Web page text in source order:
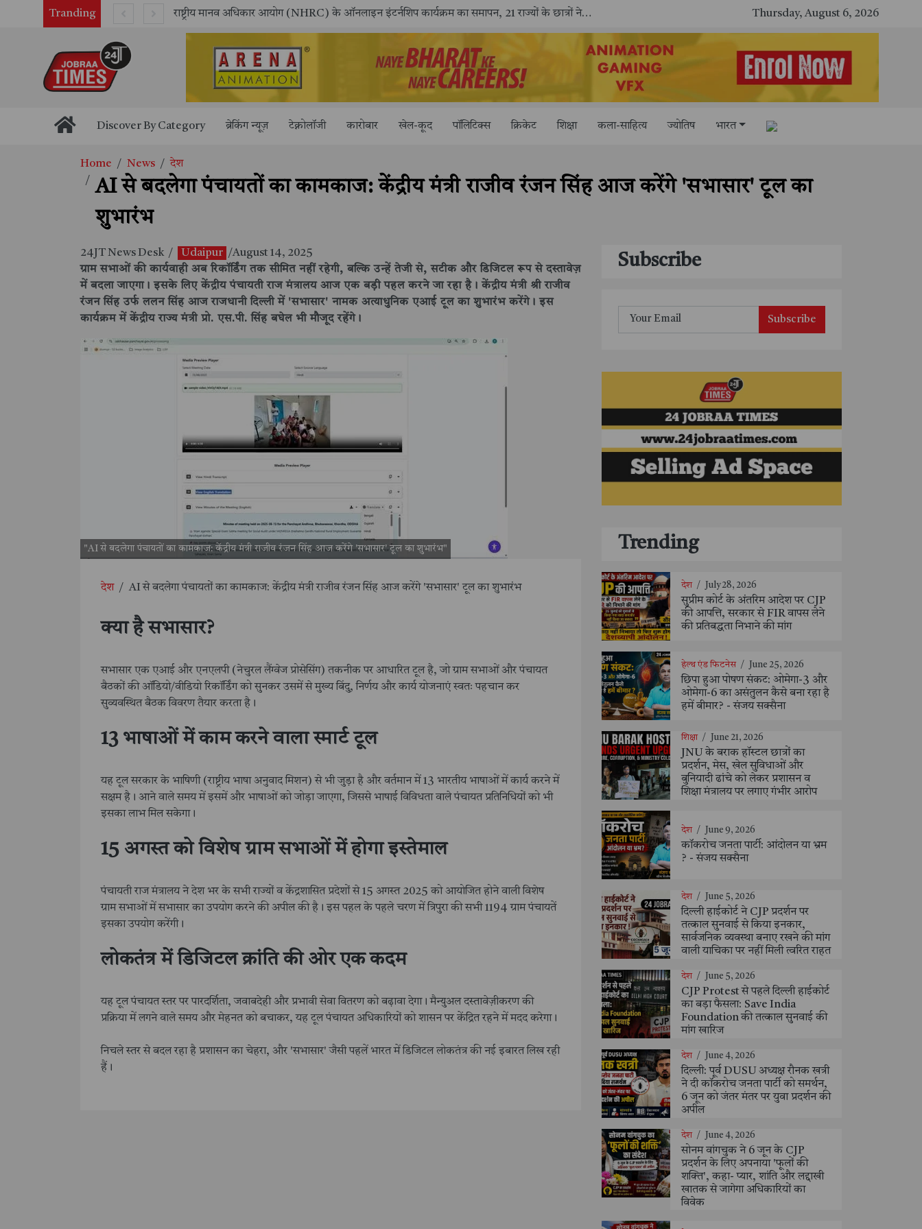
Tranding राष्ट्रीय मानव अधिकार आयोग (NHRC) के ऑनलाइन इंटर्नशिप कार्यक्रम का समापन, 21 राज्यों के छात्रों ने किया सफलतापूर्वक पूर्ण "आपकी पूंजी, आपका अधिकार" अभियान का भव्य शुभारंभ
Thursday, August 6, 2026
Discover By Category ब्रेकिंग न्यूज़ टेक्नोलॉजी कारोबार खेल-कूद पॉलिटिक्स क्रिकेट शिक्षा कला-साहित्य ज्योतिष भारत
Home News देश
AI से बदलेगा पंचायतों का कामकाज: केंद्रीय मंत्री राजीव रंजन सिंह आज करेंगे 'सभासार' टूल का
शुभारंभ
24JT News Desk / Udaipur /August 14, 2025
ग्राम सभाओं की कार्यवाही अब रिकॉर्डिंग तक सीमित नहीं रहेगी, बल्कि उन्हें तेजी से, सटीक और डिजिटल रूप से दस्तावेज़
में बदला जाएगा। इसके लिए केंद्रीय पंचायती राज मंत्रालय आज एक बड़ी पहल करने जा रहा है। केंद्रीय मंत्री श्री राजीव
रंजन सिंह उर्फ ललन सिंह आज राजधानी दिल्ली में 'सभासार' नामक अत्याधुनिक एआई टूल का शुभारंभ करेंगे। इस
कार्यक्रम में केंद्रीय राज्य मंत्री प्रो. एस.पी. सिंह बघेल भी मौजूद रहेंगे।
"AI से बदलेगा पंचायतों का कामकाज: केंद्रीय मंत्री राजीव रंजन सिंह आज करेंगे 'सभासार' टूल का शुभारंभ"
देश / AI से बदलेगा पंचायतों का कामकाज: केंद्रीय मंत्री राजीव रंजन सिंह आज करेंगे 'सभासार' टूल का शुभारंभ
क्या है सभासार?
सभासार एक एआई और एनएलपी (नेचुरल लैंग्वेज प्रोसेसिंग) तकनीक पर आधारित टूल है, जो ग्राम सभाओं और पंचायत
बैठकों की ऑडियो/वीडियो रिकॉर्डिंग को सुनकर उसमें से मुख्य बिंदु, निर्णय और कार्य योजनाएं स्वतः पहचान कर
सुव्यवस्थित बैठक विवरण तैयार करता है।
13 भाषाओं में काम करने वाला स्मार्ट टूल
यह टूल सरकार के भाषिणी (राष्ट्रीय भाषा अनुवाद मिशन) से भी जुड़ा है और वर्तमान में 13 भारतीय भाषाओं में कार्य करने में
सक्षम है। आने वाले समय में इसमें और भाषाओं को जोड़ा जाएगा, जिससे भाषाई विविधता वाले पंचायत प्रतिनिधियों को भी
इसका लाभ मिल सकेगा।
15 अगस्त को विशेष ग्राम सभाओं में होगा इस्तेमाल
पंचायती राज मंत्रालय ने देश भर के सभी राज्यों व केंद्रशासित प्रदेशों से 15 अगस्त 2025 को आयोजित होने वाली विशेष
ग्राम सभाओं में सभासार का उपयोग करने की अपील की है। इस पहल के पहले चरण में त्रिपुरा की सभी 1194 ग्राम पंचायतें
इसका उपयोग करेंगी।
लोकतंत्र में डिजिटल क्रांति की ओर एक कदम
यह टूल पंचायत स्तर पर पारदर्शिता, जवाबदेही और प्रभावी सेवा वितरण को बढ़ावा देगा। मैन्युअल दस्तावेज़ीकरण की
प्रक्रिया में लगने वाले समय और मेहनत को बचाकर, यह टूल पंचायत अधिकारियों को शासन पर केंद्रित रहने में मदद करेगा।
निचले स्तर से बदल रहा है प्रशासन का चेहरा, और 'सभासार' जैसी पहलें भारत में डिजिटल लोकतंत्र की नई इबारत लिख रही
हैं।
Subscribe
Subscribe
Trending
देश / July 28, 2026
सुप्रीम कोर्ट के अंतरिम आदेश पर CJP
की आपत्ति, सरकार से FIR वापस लेने
की प्रतिबद्धता निभाने की मांग
हेल्थ एंड फिटनेस / June 25, 2026
छिपा हुआ पोषण संकट: ओमेगा-3 और
ओमेगा-6 का असंतुलन कैसे बना रहा है
हमें बीमार? - संजय सक्सैना
शिक्षा / June 21, 2026
JNU के बराक हॉस्टल छात्रों का
प्रदर्शन, मेस, खेल सुविधाओं और
बुनियादी ढांचे को लेकर प्रशासन व
शिक्षा मंत्रालय पर लगाए गंभीर आरोप
देश / June 9, 2026
कॉकरोच जनता पार्टी: आंदोलन या भ्रम
? - संजय सक्सैना
देश / June 5, 2026
दिल्ली हाईकोर्ट ने CJP प्रदर्शन पर
तत्काल सुनवाई से किया इनकार,
सार्वजनिक व्यवस्था बनाए रखने की मांग
वाली याचिका पर नहीं मिली त्वरित राहत
देश / June 5, 2026
CJP Protest से पहले दिल्ली हाईकोर्ट
का बड़ा फैसला: Save India
Foundation की तत्काल सुनवाई की
मांग खारिज
देश / June 4, 2026
दिल्ली: पूर्व DUSU अध्यक्ष रौनक खत्री
ने दी कॉकरोच जनता पार्टी को समर्थन,
6 जून को जंतर मंतर पर युवा प्रदर्शन की
अपील
देश / June 4, 2026
सोनम वांगचुक ने 6 जून के CJP
प्रदर्शन के लिए अपनाया 'फूलों की
शक्ति', कहा- प्यार, शांति और लद्दाखी
खातक से जागेगा अधिकारियों का
विवेक